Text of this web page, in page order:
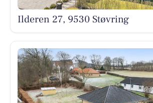
Ilderen 27, 9530 Støvring